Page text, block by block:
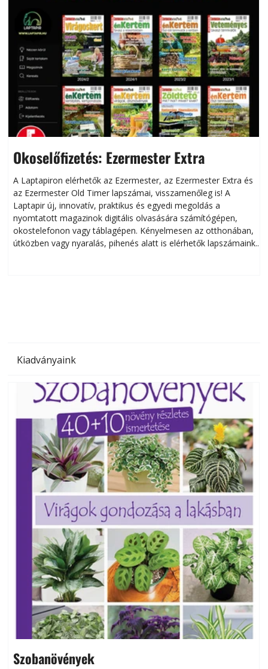
Okoselőfizetés: Ezermester Extra
A Laptapiron elérhetők az Ezermester, az Ezermester Extra és
az Ezermester Old Timer lapszámai, visszamenőleg is! A
Laptapir új, innovatív, praktikus és egyedi megoldás a
nyomtatott magazinok digitális olvasására számítógépen,
okostelefonon vagy táblagépen. Kényelmesen az otthonában,
útközben vagy nyaralás, pihenés alatt is elérhetők lapszámaink.
Kiadványaink
Szobanövények